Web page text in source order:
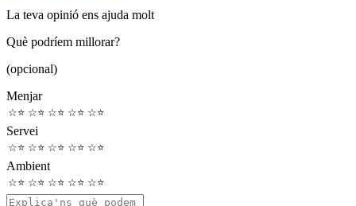
La teva opinió ens ajuda molt
Què podríem millorar?
(opcional)
Menjar
☆⭐ ☆⭐ ☆⭐ ☆⭐ ☆⭐
Servei
☆⭐ ☆⭐ ☆⭐ ☆⭐ ☆⭐
Ambient
☆⭐ ☆⭐ ☆⭐ ☆⭐ ☆⭐